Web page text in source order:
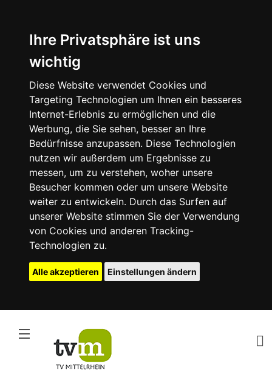
Ihre Privatsphäre ist uns
wichtig
Diese Website verwendet Cookies und
Targeting Technologien um Ihnen ein besseres
Internet-Erlebnis zu ermöglichen und die
Werbung, die Sie sehen, besser an Ihre
Bedürfnisse anzupassen. Diese Technologien
nutzen wir außerdem um Ergebnisse zu
messen, um zu verstehen, woher unsere
Besucher kommen oder um unsere Website
weiter zu entwickeln. Durch das Surfen auf
unserer Website stimmen Sie der Verwendung
von Cookies und anderen Tracking-
Technologien zu.
Alle akzeptieren Einstellungen ändern